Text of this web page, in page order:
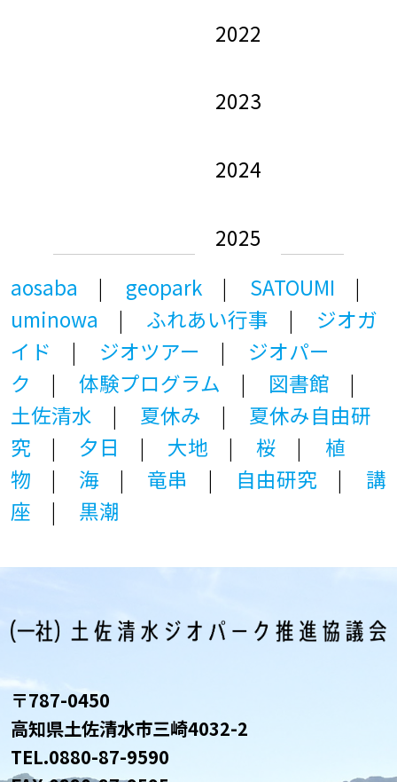
2022
2023
2024
2025
aosaba geopark
SATOUMI
uminowa
ふれあい行事
ジオガ
イド
ジオツアー
ジオパー
ク
体験プログラム
図書館
土佐清水
夏休み
夏休み自由研
究
夕日 大地 桜
植
物
海 竜串 自由研究
講
座
黒潮
〒787-0450
高知県土佐清水市三崎4032-2
TEL.0880-87-9590